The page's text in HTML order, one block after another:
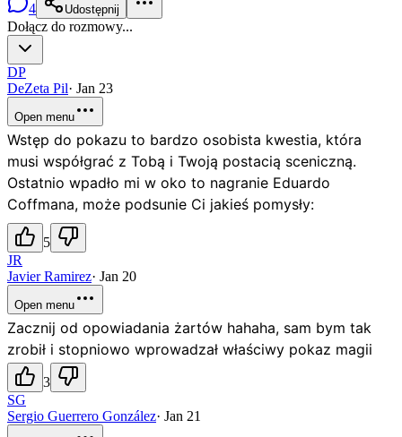
4
Udostępnij
Dołącz do rozmowy...
DP
DeZeta Pil· Jan 23
Open menu
Wstęp do pokazu to bardzo osobista kwestia, która
musi współgrać z Tobą i Twoją postacią sceniczną.
Ostatnio wpadło mi w oko to nagranie Eduardo
Coffmana, może podsunie Ci jakieś pomysły:
5
JR
Javier Ramirez· Jan 20
Open menu
Zacznij od opowiadania żartów hahaha, sam bym tak
zrobił i stopniowo wprowadzał właściwy pokaz magii
3
SG
Sergio Guerrero González· Jan 21